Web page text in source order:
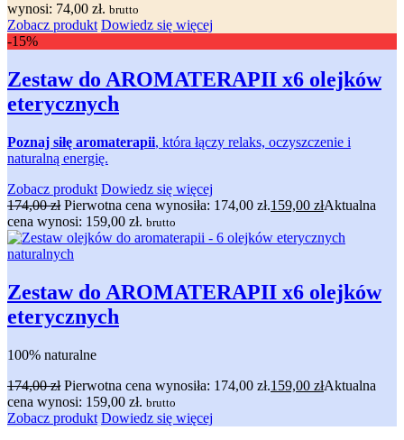
wynosi: 74,00 zł. brutto
Zobacz produkt Dowiedz się więcej
-15%
Zestaw do AROMATERAPII x6 olejków
eterycznych
Poznaj siłę aromaterapii, która łączy relaks, oczyszczenie i
naturalną energię.
Zobacz produkt Dowiedz się więcej
174,00zł Pierwotna cena wynosiła: 174,00 zł.159,00 złAktualna
cena wynosi: 159,00 zł. brutto
Zestaw do AROMATERAPII x6 olejków
eterycznych
100% naturalne
174,00zł Pierwotna cena wynosiła: 174,00 zł.159,00 złAktualna
cena wynosi: 159,00 zł. brutto
Zobacz produkt Dowiedz się więcej